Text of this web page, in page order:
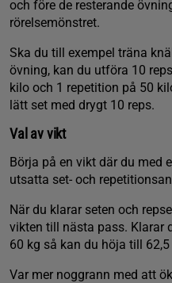
och före de resterande
rörelsemönstret.
Ska du till exempel träna
övning, kan du utföra 10
kilo och 1 repetition på 50
lätt set med drygt 10 reps.
Val av vikt
Börja på en vikt där du med
utsatta set- och
När du klarar seten och
vikten till nästa pass. Klarar
60 kg så kan du höja till
Var mer noggrann med att